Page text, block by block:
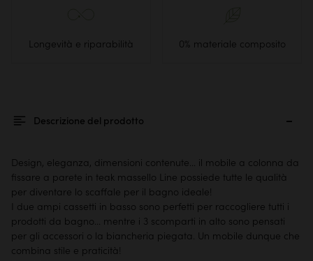
Longevità e riparabilità 0% materiale composito
Descrizione del prodotto
Design, eleganza, dimensioni contenute... il mobile a colonna da
fissare a parete in teak massello Line possiede tutte le qualità
per diventare lo scaffale per il bagno ideale!
I due ampi cassetti in basso sono perfetti per raccogliere tutti i
prodotti da bagno... mentre i 3 scomparti in alto sono pensati
per gli accessori o la biancheria piegata. Un mobile dunque che
combina stile e praticità!